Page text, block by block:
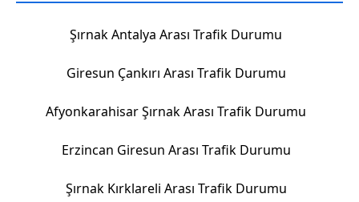
Şırnak Antalya Arası Trafik Durumu
Giresun Çankırı Arası Trafik Durumu
Afyonkarahisar Şırnak Arası Trafik Durumu
Erzincan Giresun Arası Trafik Durumu
Şırnak Kırklareli Arası Trafik Durumu